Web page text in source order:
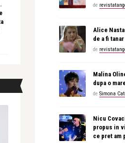
de
Alice
de a fi tanar
de
Malina
dupa o
de Simona
Nicu
propus in
ce pret am